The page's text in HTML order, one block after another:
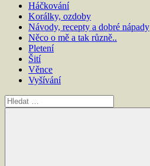
Háčkování
Korálky, ozdoby
Návody, recepty a dobré nápady
Něco o mě a tak různě..
Pletení
Šití
Věnce
Vyšívání
Hledat: